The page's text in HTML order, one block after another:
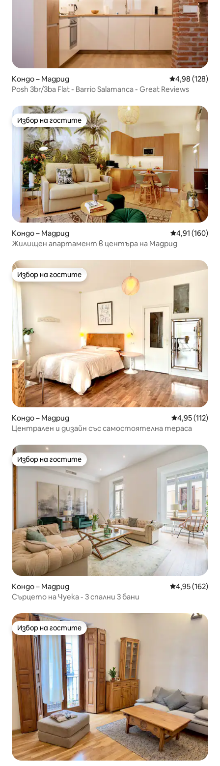
Кондо – Мадрид Средна
4,98 (128)
Posh 3br/3ba Flat - Barrio Salamanca - Great Reviews
Избор на гостите
Избор на гостите
Кондо – Мадрид Средна
4,91 (160)
Жилищен апартамент в центъра на Мадрид
Избор на гостите
Избор на гостите
Кондо – Мадрид Средна
4,95 (112)
Централен и дизайн със самостоятелна тераса
Избор на гостите
Избор на гостите
Кондо – Мадрид Средна
4,95 (162)
Сърцето на Чуека - 3 спални 3 бани
Избор на гостите
Избор на гостите